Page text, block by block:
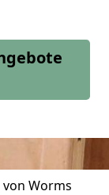
Worms